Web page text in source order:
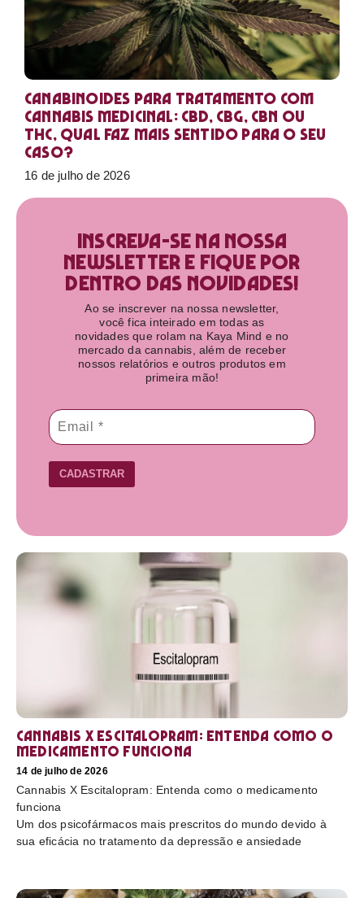
Canabinoides para tratamento com
cannabis medicinal: CBD, CBG, CBN ou
THC, qual faz mais sentido para o seu
caso?
16 de julho de 2026
Inscreva-se na nossa
newsletter e fique por
dentro das novidades!​
Ao se inscrever na nossa newsletter,
você fica inteirado em todas as
novidades que rolam na Kaya Mind e no
mercado da cannabis, além de receber
nossos relatórios e outros produtos em
primeira mão!
CADASTRAR
Cannabis X Escitalopram: Entenda como o
medicamento funciona
14 de julho de 2026
Cannabis X Escitalopram: Entenda como o medicamento
funciona
Um dos psicofármacos mais prescritos do mundo devido à
sua eficácia no tratamento da depressão e ansiedade